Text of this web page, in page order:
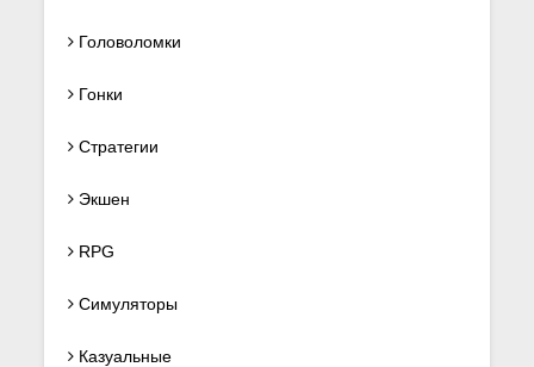
Головоломки
Гонки
Стратегии
Экшен
RPG
Симуляторы
Казуальные